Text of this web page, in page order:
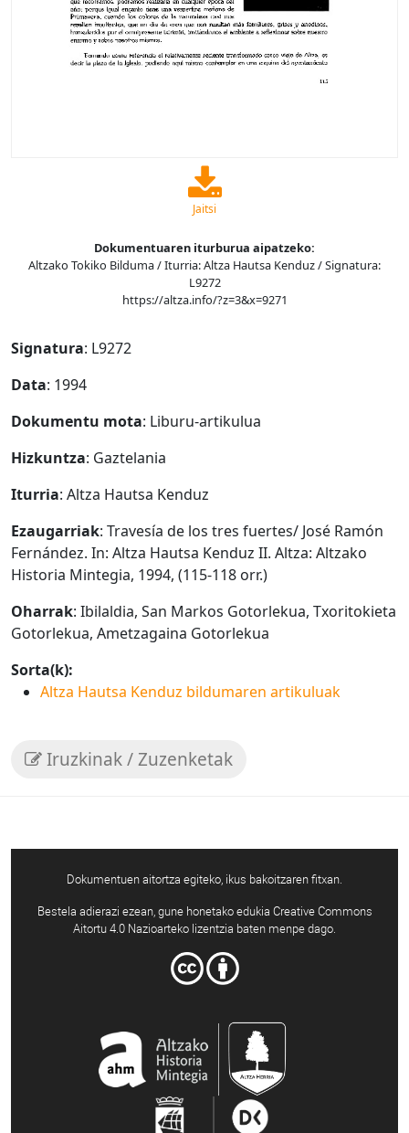
Jaitsi
Dokumentuaren iturburua aipatzeko:
Altzako Tokiko Bilduma / Iturria: Altza Hautsa Kenduz / Signatura:
L9272
https://altza.info/?z=3&x=9271
Signatura: L9272
Data: 1994
Dokumentu mota: Liburu-artikulua
Hizkuntza: Gaztelania
Iturria: Altza Hautsa Kenduz
Ezaugarriak: Travesía de los tres fuertes/ José Ramón
Fernández. In: Altza Hautsa Kenduz II. Altza: Altzako
Historia Mintegia, 1994, (115-118 orr.)
Oharrak: Ibilaldia, San Markos Gotorlekua, Txoritokieta
Gotorlekua, Ametzagaina Gotorlekua
Sorta(k):
Altza Hautsa Kenduz bildumaren artikuluak
Iruzkinak / Zuzenketak
Dokumentuen aitortza egiteko, ikus bakoitzaren fitxan.
Bestela adierazi ezean, gune honetako edukia Creative Commons
Aitortu 4.0 Nazioarteko lizentzia baten menpe dago.